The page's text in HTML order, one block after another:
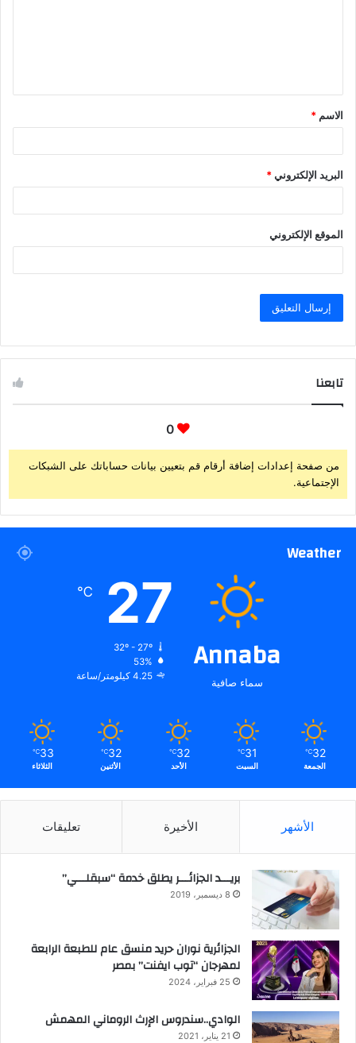
ق
*
الاسم *
البريد الإلكتروني*
الموقع الإلكتروني
تابعنا
0
من صفحة إعدادات إضافة أرقام قم بتعيين بيانات حساباتك على الشبكات
الإجتماعية.
Weather
Annaba
سماء صافية
27
℃
32º - 27º
53%
4.25 كيلومتر/ساعة
32
℃
الجمعة
31
℃
السبت
32
℃
الأحد
32
℃
الأثنين
33
℃
الثلاثاء
الأشهر الأخيرة تعليقات
بريـــد الجزائـــر يطلق خدمة “سبقلـــي”
8 ديسمبر، 2019
الجزائرية نوران حريد منسق عام للطبعة الرابعة
لمهرجان “توب ايفنت” بمصر
25 فبراير، 2024
الوادي..سندروس الإرث الروماني المهمش
21 يناير، 2021